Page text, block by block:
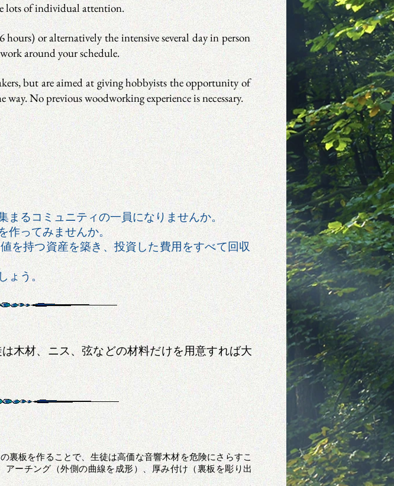
lots of individual attention.
hours) or alternatively the intensive several dayin person
around your schedule.
but are aimed at giving hobbyists the opportunity of
No previous woodworking experience is necessary.
まるコミュニティの一員になりませんか。
作ってみませんか。
を持つ資産を築き、投資した費用をすべて回収
う。
木材、ニス、弦などの材料だけを用意すれば大
裏板を作ることで、生徒は高価な音響木材を危険にさらすこ
ーチング（外側の曲線を成形）、厚み付け（裏板を彫り出